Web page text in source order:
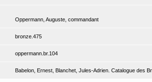
Oppermann, Auguste, commandant
bronze.475
oppermann.br.104
Babelon, Ernest, Blanchet, Jules-Adrien. Catalogue des